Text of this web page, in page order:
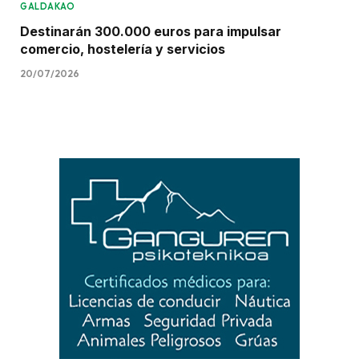
GALDAKAO
Destinarán 300.000 euros para impulsar
comercio, hostelería y servicios
20/07/2026